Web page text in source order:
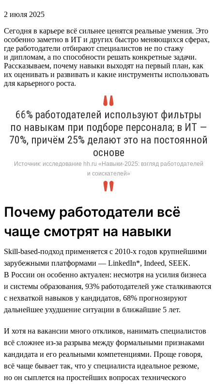
2 июля 2025
Сегодня в карьере всё сильнее ценятся реальные умения. Это
особенно заметно в ИТ и других быстро меняющихся сферах,
где работодатели отбирают специалистов не по стажу
и дипломам, а по способности решать конкретные задачи.
Рассказываем, почему навыки выходят на первый план, как
их оценивать и развивать и какие инструменты использовать
для карьерного роста.
66% работодателей используют фильтры
по навыкам при подборе персонала; в ИТ —
70%, причём 25% делают это на постоянной
основе
Источник: исследование hh.ru «Навыки-2025: взгляд работодателей
и соискателей»
Почему работодатели всё
чаще смотрят на навыки
Skill-based-подход применяется с 2010-х годов крупнейшими
зарубежными платформами — LinkedIn*, Indeed, SEEK.
В России он особенно актуален: несмотря на усилия бизнеса
и системы образования, 93% работодателей уже сталкиваются
с нехваткой навыков у кандидатов, 68% прогнозируют
дальнейшее ухудшение ситуации в ближайшие 5 лет.
И хотя на вакансии много откликов, нанимать специалистов
всё сложнее из-за разрыва между формальными признаками
кандидата и его реальными компетенциями. Проще говоря,
всё чаще бывает так, что у специалиста идеальное резюме,
но он сыплется на простейших вопросах технического